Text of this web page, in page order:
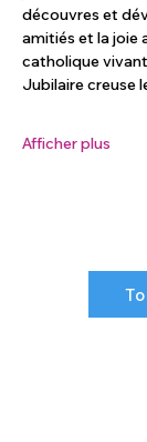
découvres et
amitiés et la joie
catholique
Jubilaire creuse
Afficher plus